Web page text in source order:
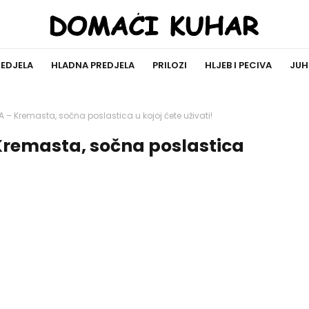
HLADNA PREDJELA PRILOZI HLJEB I PECIVA
– Kremasta, sočna poslastica u kojoj ćete uživati!
sočna poslastica